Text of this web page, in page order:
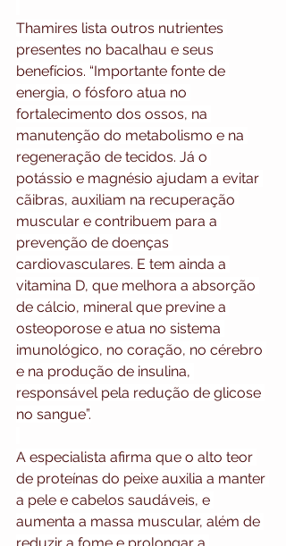
Thamires lista outros nutrientes
presentes no bacalhau e seus
benefícios. “Importante fonte de
energia, o fósforo atua no
fortalecimento dos ossos, na
manutenção do metabolismo e na
regeneração de tecidos. Já o
potássio e magnésio ajudam a evitar
cãibras, auxiliam na recuperação
muscular e contribuem para a
prevenção de doenças
cardiovasculares. E tem ainda a
vitamina D, que melhora a absorção
de cálcio, mineral que previne a
osteoporose e atua no sistema
imunológico, no coração, no cérebro
e na produção de insulina,
responsável pela redução de glicose
no sangue”.
A especialista afirma que o alto teor
de proteínas do peixe auxilia a manter
a pele e cabelos saudáveis, e
aumenta a massa muscular, além de